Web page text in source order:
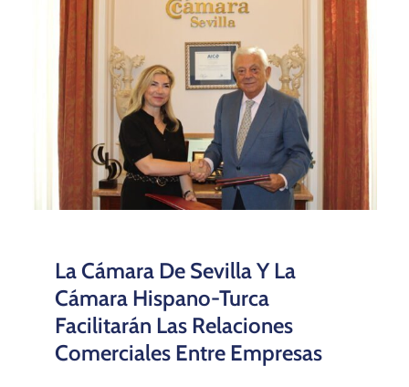
La Cámara De Sevilla Y La
Cámara Hispano-Turca
Facilitarán Las Relaciones
Comerciales Entre Empresas